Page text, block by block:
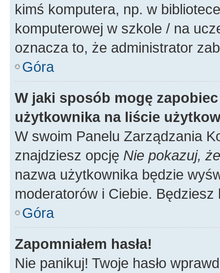
kimś komputera, np. w
komputerowej w szkole / na
oznacza to, że administrator
Góra
W jaki sposób mogę
użytkownika na liście
W swoim Panelu Zarządzania
znajdziesz opcję Nie pokazuj,
nazwa użytkownika będzie
moderatorów i Ciebie.
Góra
Zapomniałem hasła!
Nie panikuj! Twoje hasło